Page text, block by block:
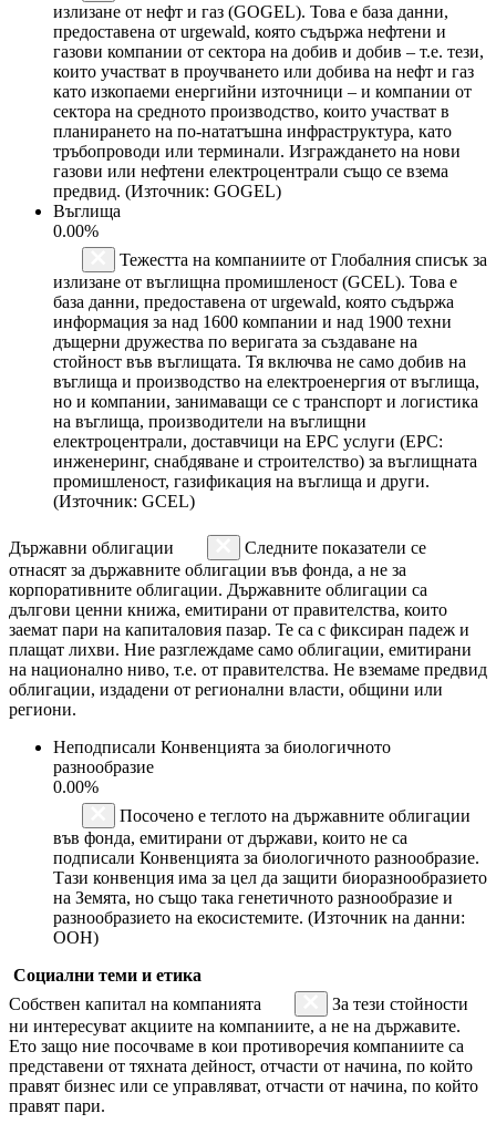
излизане от нефт и газ (GOGEL). Това е база данни,
предоставена от urgewald, която съдържа нефтени и
газови компании от сектора на добив и добив – т.е. тези,
които участват в проучването или добива на нефт и газ
като изкопаеми енергийни източници – и компании от
сектора на средното производство, които участват в
планирането на по-нататъшна инфраструктура, като
тръбопроводи или терминали. Изграждането на нови
газови или нефтени електроцентрали също се взема
предвид. (Източник: GOGEL)
Въглища
0.00%
Тежестта на компаниите от Глобалния списък за
излизане от въглищна промишленост (GCEL). Това е
база данни, предоставена от urgewald, която съдържа
информация за над 1600 компании и над 1900 техни
дъщерни дружества по веригата за създаване на
стойност във въглищата. Тя включва не само добив на
въглища и производство на електроенергия от въглища,
но и компании, занимаващи се с транспорт и логистика
на въглища, производители на въглищни
електроцентрали, доставчици на EPC услуги (EPC:
инженеринг, снабдяване и строителство) за въглищната
промишленост, газификация на въглища и други.
(Източник: GCEL)
Държавни облигации
Следните показатели се
отнасят за държавните облигации във фонда, а не за
корпоративните облигации. Държавните облигации са
дългови ценни книжа, емитирани от правителства, които
заемат пари на капиталовия пазар. Те са с фиксиран падеж и
плащат лихви. Ние разглеждаме само облигации, емитирани
на национално ниво, т.е. от правителства. Не вземаме предвид
облигации, издадени от регионални власти, общини или
региони.
Неподписали Конвенцията за биологичното
разнообразие
0.00%
Посочено е теглото на държавните облигации
във фонда, емитирани от държави, които не са
подписали Конвенцията за биологичното разнообразие.
Тази конвенция има за цел да защити биоразнообразието
на Земята, но също така генетичното разнообразие и
разнообразието на екосистемите. (Източник на данни:
ООН)
Социални теми и етика
Собствен капитал на компанията
За тези стойности
ни интересуват акциите на компаниите, а не на държавите.
Ето защо ние посочваме в кои противоречия компаниите са
представени от тяхната дейност, отчасти от начина, по който
правят бизнес или се управляват, отчасти от начина, по който
правят пари.